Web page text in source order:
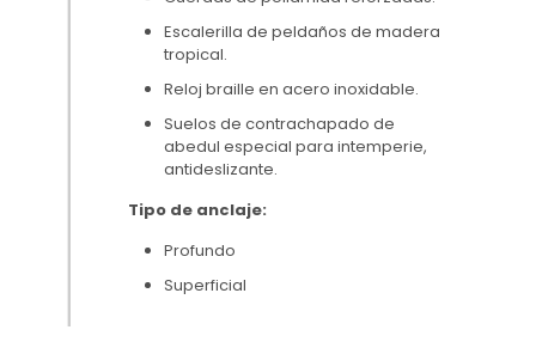
Escalerilla de peldaños de madera
tropical.
Reloj braille en acero inoxidable.
Suelos de contrachapado de
abedul especial para intemperie,
antideslizante.
Tipo de anclaje:
Profundo
Superficial